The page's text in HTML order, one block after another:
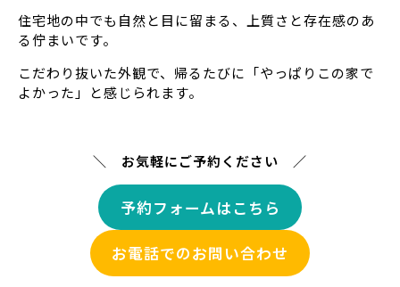
住宅地の中でも自然と目に留まる、上質さと存在感のあ
る佇まいです。
こだわり抜いた外観で、帰るたびに「やっぱりこの家で
よかった」と感じられます。
＼ お気軽にご予約ください ／
予約フォームはこちら
お電話でのお問い合わせ